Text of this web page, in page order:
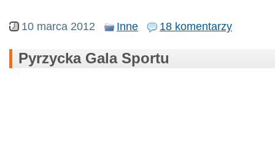
10 marca 2012 Inne 18 komentarzy
Pyrzycka Gala Sportu